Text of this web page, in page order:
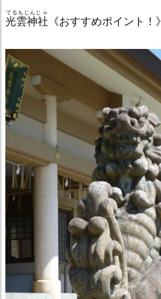
光雲神社
てるもじんじゃ
《おすすめポイント！》